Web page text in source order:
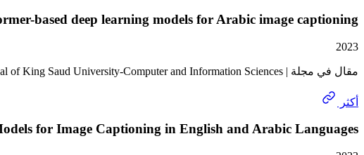
based deep learning models for Arabic image captioning
2023
مقال في مجلة | ELSEVIER | Journal of King Saud University-Computer and Information Sciences
أكثر
for Image Captioning in English and Arabic Languages